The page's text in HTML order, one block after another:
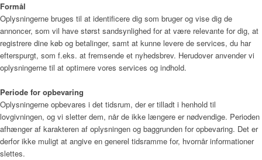
Formål
Oplysningerne bruges til at identificere dig som bruger og vise dig de
annoncer, som vil have størst sandsynlighed for at være relevante for dig, at
registrere dine køb og betalinger, samt at kunne levere de services, du har
efterspurgt, som f.eks. at fremsende et nyhedsbrev. Herudover anvender vi
oplysningerne til at optimere vores services og indhold.
Periode for opbevaring
Oplysningerne opbevares i det tidsrum, der er tilladt i henhold til
lovgivningen, og vi sletter dem, når de ikke længere er nødvendige. Perioden
afhænger af karakteren af oplysningen og baggrunden for opbevaring. Det er
derfor ikke muligt at angive en generel tidsramme for, hvornår informationer
slettes.